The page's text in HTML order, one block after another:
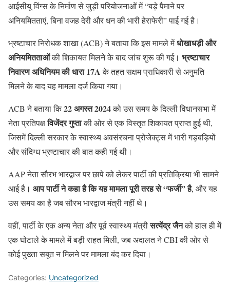
आईसीयू विंग्स के निर्माण से जुड़ी परियोजनाओं में “बड़े पैमाने पर
अनियमितताएं, बिना वजह देरी और धन की भारी हेराफेरी” पाई गई है।
भ्रष्टाचार निरोधक शाखा (ACB) ने बताया कि इस मामले मेंधोखाधड़ी और
अनियमितताओंकी शिकायत मिलने के बाद जांच शुरू की गई। भ्रष्टाचार
निवारण अधिनियम की धारा 17Aके तहत सक्षम प्राधिकारी से अनुमति
मिलने के बाद यह मामला दर्ज किया गया।
ACB ने बताया कि22 अगस्त 2024को उस समय के दिल्ली विधानसभा में
नेता प्रतिपक्षविजेंदर गुप्ताकी ओर से एक विस्तृत शिकायत प्राप्त हुई थी,
जिसमें दिल्ली सरकार के स्वास्थ्य अवसंरचना प्रोजेक्ट्स में भारी गड़बड़ियों
और संदिग्ध भ्रष्टाचार की बात कही गई थी।
AAP नेता सौरभ भारद्वाज पर छापे को लेकर पार्टी की प्रतिक्रिया भी सामने
आई है। आप पार्टी ने कहा है कि यह मामला पूरी तरह से “फर्जी” है, और यह
उस समय का है जब सौरभ भारद्वाज मंत्री नहीं थे।
वहीं, पार्टी के एक अन्य नेता और पूर्व स्वास्थ्य मंत्रीसत्येंद्र जैनको हाल ही में
एक घोटाले के मामले में बड़ी राहत मिली, जब अदालत ने CBI की ओर से
कोई पुख्ता सबूत न मिलने पर मामला बंद कर दिया।
Categories: Uncategorized